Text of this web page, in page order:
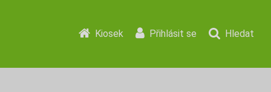
Kiosek Přihlásit se Hledat